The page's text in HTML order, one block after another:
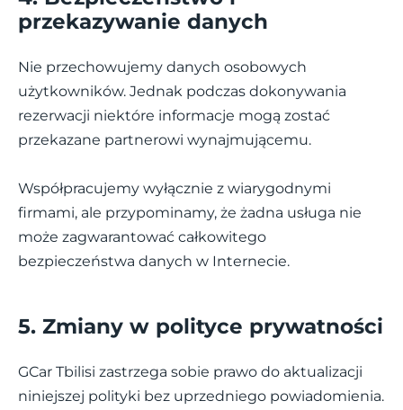
przekazywanie danych
Nie przechowujemy danych osobowych
użytkowników. Jednak podczas dokonywania
rezerwacji niektóre informacje mogą zostać
przekazane partnerowi wynajmującemu.
Współpracujemy wyłącznie z wiarygodnymi
firmami, ale przypominamy, że żadna usługa nie
może zagwarantować całkowitego
bezpieczeństwa danych w Internecie.
5. Zmiany w polityce prywatności
GCar Tbilisi zastrzega sobie prawo do aktualizacji
niniejszej polityki bez uprzedniego powiadomienia.